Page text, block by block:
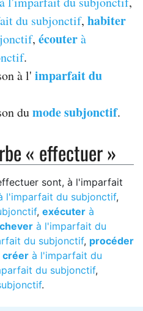
du subjonctif, habiter
, écouterà
.
à l' imparfait du
dumode subjonctif.
« effectuer »
sont, à l'imparfait
l'imparfait du subjonctif,
, exécuter à
à l'imparfait du
du subjonctif, procéder
créer à l'imparfait du
du subjonctif,
.